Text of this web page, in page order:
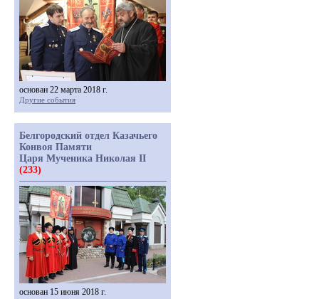
основан 22 марта 2018 г.
Другие события
Белгородский отдел Казачьего
Конвоя Памяти
Царя Мученика Николая II
(233)
основан 15 июня 2018 г.